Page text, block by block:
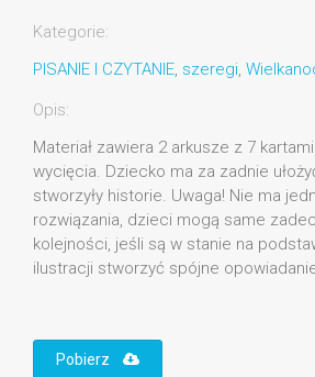
Kategorie:
PISANIE I CZYTANIE, szeregi,
Opis:
Materiał zawiera 2 arkusze z 7
wycięcia. Dziecko ma za zadnie
stworzyły historie. Uwaga! Nie ma
rozwiązania, dzieci mogą same
kolejności, jeśli są w stanie na
ilustracji stworzyć spójne
Pobierz